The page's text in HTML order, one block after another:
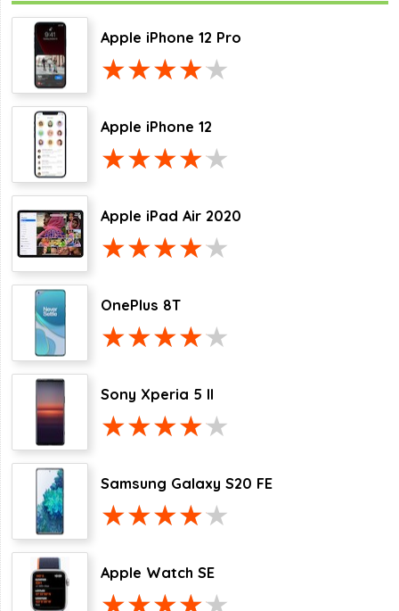
Apple iPhone 12 Pro
Apple iPhone 12
Apple iPad Air 2020
OnePlus 8T
Sony Xperia 5 II
Samsung Galaxy S20 FE
Apple Watch SE